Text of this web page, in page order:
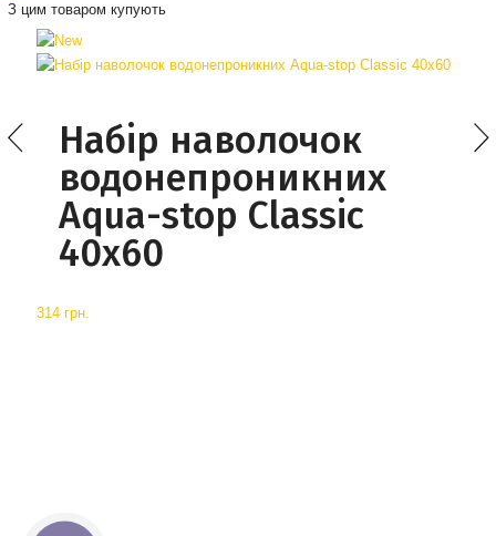
З цим товаром купують
Набір наволочок
водонепроникних
Aqua-stop Classic
40х60
314 грн.